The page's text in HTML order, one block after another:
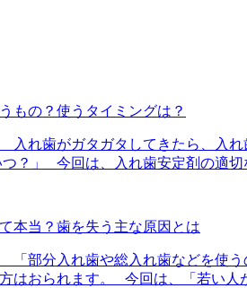
もの？使うタイミングは？
入れ歯がガタガタしてきたら、入
つ？」 今回は、入れ歯安定剤の
本当？歯を失う主な原因とは
「部分入れ歯や総入れ歯などを使
はおられます。 今回は、「若い